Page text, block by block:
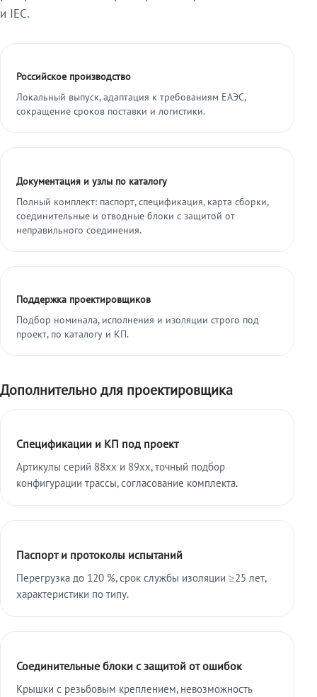
и IEC.
Российское производство
Локальный выпуск, адаптация к требованиям ЕАЭС,
сокращение сроков поставки и логистики.
Документация и узлы по каталогу
Полный комплект: паспорт, спецификация, карта сборки,
соединительные и отводные блоки с защитой от
неправильного соединения.
Поддержка проектировщиков
Подбор номинала, исполнения и изоляции строго под
проект, по каталогу и КП.
Дополнительно для проектировщика
Спецификации и КП под проект
Артикулы серий 88xx и 89xx, точный подбор
конфигурации трассы, согласование комплекта.
Паспорт и протоколы испытаний
Перегрузка до 120 %, срок службы изоляции ≥25 лет,
характеристики по типу.
Соединительные блоки с защитой от ошибок
Крышки с резьбовым креплением, невозможность